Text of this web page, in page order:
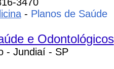
- Planos de Saúde
e Odontológicos
- Jundiaí - SP